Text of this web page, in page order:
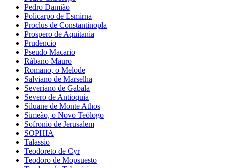
Pedro Damião
Policarpo de Esmirna
Proclus de Constantinopla
Prospero de Aquitania
Prudencio
Pseudo Macario
Rábano Mauro
Romano, o Melode
Salviano de Marselha
Severiano de Gabala
Severo de Antioquia
Siluane de Monte Athos
Simeão, o Novo Teólogo
Sofronio de Jerusalem
SOPHIA
Talassio
Teodoreto de Cyr
Teodoro de Mopsuesto